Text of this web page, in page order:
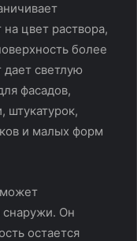
цвет раствора,
более
светлую
фасадов,
штукатурок,
и малых форм
снаружи. Он
остается